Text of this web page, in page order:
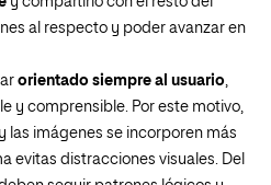
al respecto y poder avanzar en
orientado siempre al usuario,
y comprensible. Por este motivo,
las imágenes se incorporen más
evitas distracciones visuales. Del